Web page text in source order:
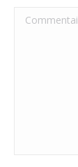
Commentaire